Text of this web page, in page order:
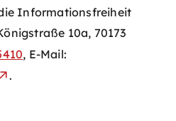
Informationsfreiheit
10a, 70173
, E-Mail:
.